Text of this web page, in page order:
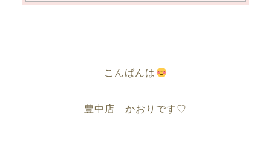
こんばんは
豊中店 かおりです♡